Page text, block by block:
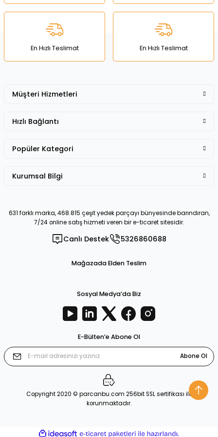
Ürün fiyatı diğer sitelerden daha pahalı.
Bu ürüne benzer farklı alternatifler olmalı.
En Hızlı Teslimat En Hızlı Teslimat
631 farklı marka, 468.815 çeşit yedek parçayı bünyesinde barındıran,
7/24 online satış hizmeti veren bir e-ticaret sitesidir.
Canlı Destek 5326860688
Müşteri Hizmetleri
Hızlı Bağlantı
Popüler Kategori
Kurumsal Bilgi
Mağazada Elden Teslim
Sosyal Medya’da Biz
E-Bülten’e Abone Ol
Abone Ol
Copyright 2020 © parcanbu.com 256bit SSL sertifikası ile
korunmaktadır.
ideasoft e-